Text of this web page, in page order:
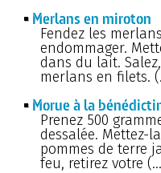
Merlans en miroton
Fendez les
endommager.
dans du lait.
merlans en filets.
Morue à la
Prenez 500
dessalée. Mettez-
pommes de terre
feu, retirez votre